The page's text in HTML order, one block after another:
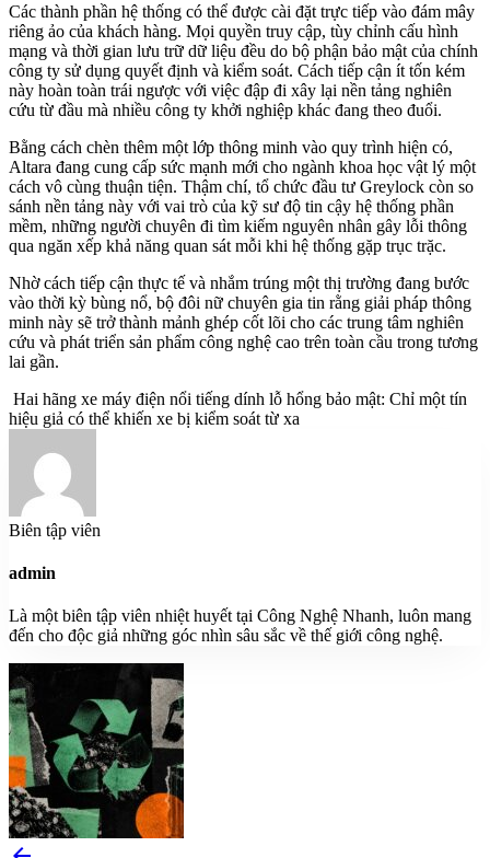
Các thành phần hệ thống có thể được cài đặt trực tiếp vào đám mây
riêng ảo của khách hàng. Mọi quyền truy cập, tùy chỉnh cấu hình
mạng và thời gian lưu trữ dữ liệu đều do bộ phận bảo mật của chính
công ty sử dụng quyết định và kiểm soát. Cách tiếp cận ít tốn kém
này hoàn toàn trái ngược với việc đập đi xây lại nền tảng nghiên
cứu từ đầu mà nhiều công ty khởi nghiệp khác đang theo đuổi.
Bằng cách chèn thêm một lớp thông minh vào quy trình hiện có,
Altara đang cung cấp sức mạnh mới cho ngành khoa học vật lý một
cách vô cùng thuận tiện. Thậm chí, tổ chức đầu tư Greylock còn so
sánh nền tảng này với vai trò của kỹ sư độ tin cậy hệ thống phần
mềm, những người chuyên đi tìm kiếm nguyên nhân gây lỗi thông
qua ngăn xếp khả năng quan sát mỗi khi hệ thống gặp trục trặc.
Nhờ cách tiếp cận thực tế và nhắm trúng một thị trường đang bước
vào thời kỳ bùng nổ, bộ đôi nữ chuyên gia tin rằng giải pháp thông
minh này sẽ trở thành mảnh ghép cốt lõi cho các trung tâm nghiên
cứu và phát triển sản phẩm công nghệ cao trên toàn cầu trong tương
lai gần.
Hai hãng xe máy điện nổi tiếng dính lỗ hổng bảo mật: Chỉ một tín
hiệu giả có thể khiến xe bị kiểm soát từ xa
Biên tập viên
admin
Là một biên tập viên nhiệt huyết tại Công Nghệ Nhanh, luôn mang
đến cho độc giả những góc nhìn sâu sắc về thế giới công nghệ.